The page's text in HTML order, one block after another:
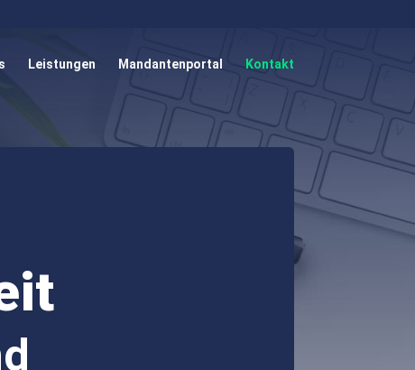
Leistungen Mandantenportal Kontakt